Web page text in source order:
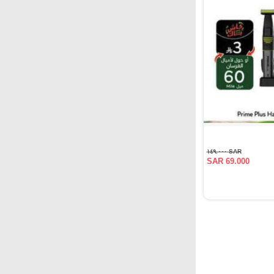
SAR ١٤٩.٠٠٠
SAR 69.000